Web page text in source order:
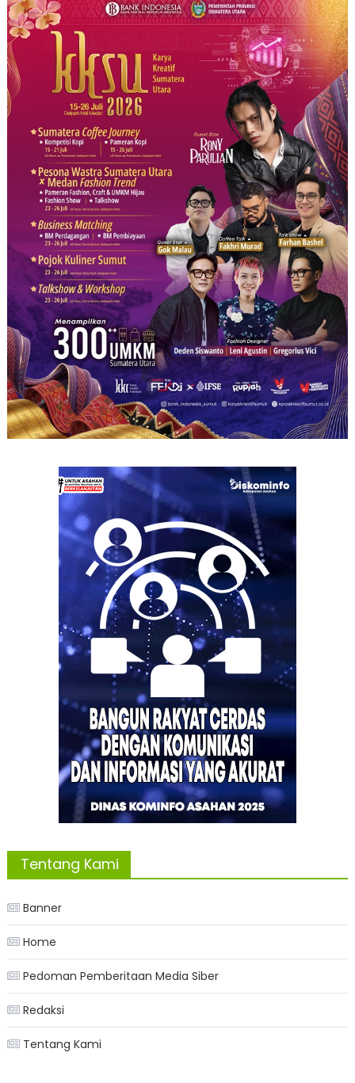
Tentang Kami
Banner
Home
Pedoman Pemberitaan Media Siber
Redaksi
Tentang Kami